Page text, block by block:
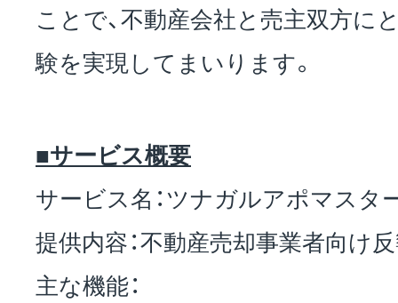
ことで、不動産会社と売主双方に
験を実現してまいります。
■サービス概要
サービス名：ツナガルアポマスタ
提供内容：不動産売却事業者向け
主な機能：